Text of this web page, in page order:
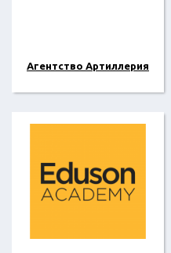
Агентство Артиллерия